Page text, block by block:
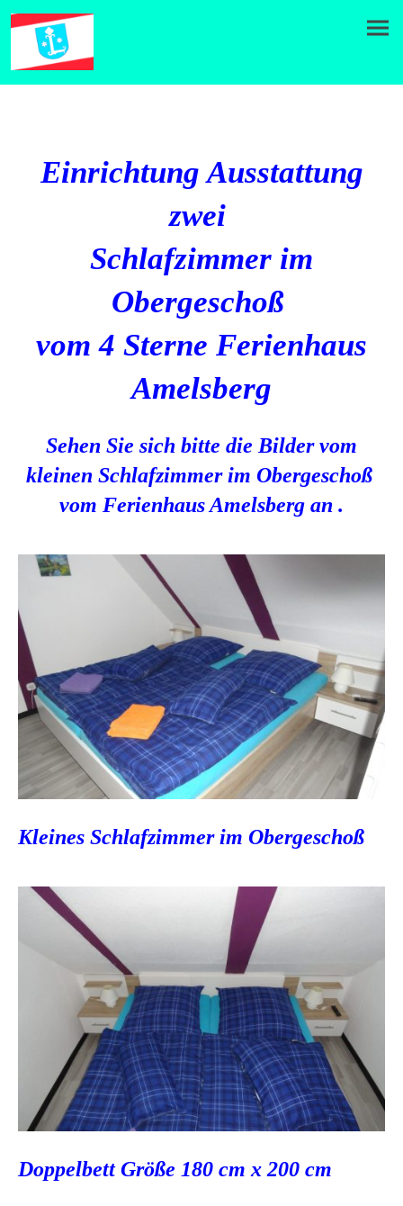
Einrichtung Ausstattung
zwei
Schlafzimmer im
Obergeschoß
vom 4 Sterne Ferienhaus
Amelsberg
Sehen Sie sich bitte die Bilder vom
kleinen Schlafzimmer im Obergeschoß
vom Ferienhaus Amelsberg an .
Kleines Schlafzimmer im Obergeschoß
Doppelbett Größe 180 cm x 200 cm